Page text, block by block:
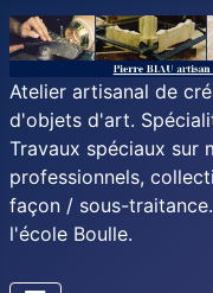
Atelier artisanal de
d'objets d'art.
Travaux spéciaux sur
professionnels,
façon / sous-
l'école Boulle.